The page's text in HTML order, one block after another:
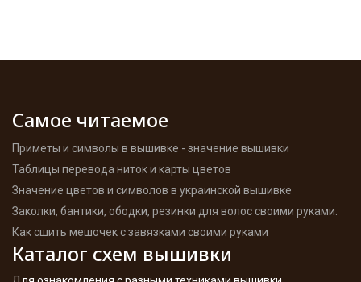
Самое читаемое
Приметы и символы в вышивке - значение вышивки
Таблицы перевода ниток и карты цветов
Значение цветов и символов в украинской вышивке
Заколки, бантики, ободки, резинки для волос своими руками.
Как сшить мешочек с завязками своими руками
Каталог схем вышивки